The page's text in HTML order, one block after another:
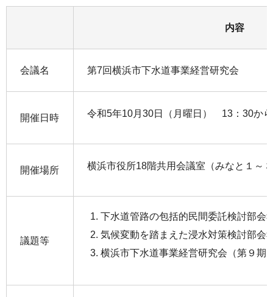
内容
会議名 第7回横浜市下水道事業経営研究会
開催日時 令和5年10月30日（月曜日） 13：30か
開催場所 横浜市役所18階共用会議室（みなと１～
議題等
下水道管路の包括的民間委託検討部会
気候変動を踏まえた浸水対策検討部会
横浜市下水道事業経営研究会（第９期